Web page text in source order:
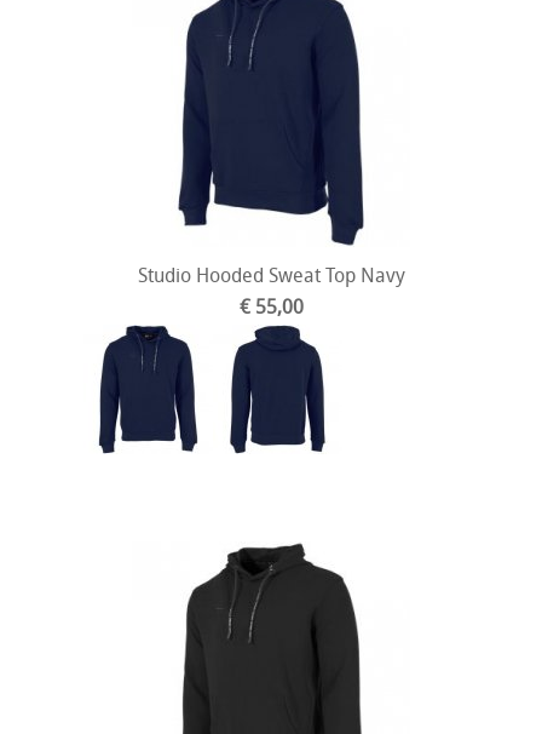
Studio Hooded Sweat Top Navy
€ 55,00